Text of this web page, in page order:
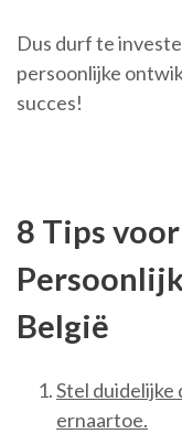
Dus durf te
persoonlijke
succes!
8 Tips
België
Stel duidelijke
ernaartoe.